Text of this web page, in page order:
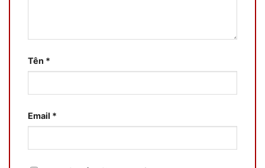
Tên *
Email *